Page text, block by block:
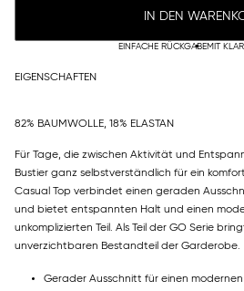
IN DEN
EINFACHE RÜCKGABEMIT
EIGENSCHAFTEN
82% BAUMWOLLE, 18% ELASTAN
Für Tage, die zwischen Aktivität und
Bustier ganz selbstverständlich für ein
Casual Top verbindet einen geraden
und bietet entspannten Halt und einen
unkomplizierten Teil. Als Teil der GO Serie
unverzichtbaren Bestandteil der Garderobe.
Gerader Ausschnitt für einen